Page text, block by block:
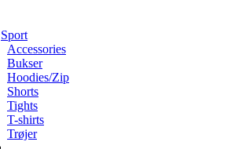
Sport
Accessories
Bukser
Hoodies/Zip
Shorts
Tights
T-shirts
Trøjer